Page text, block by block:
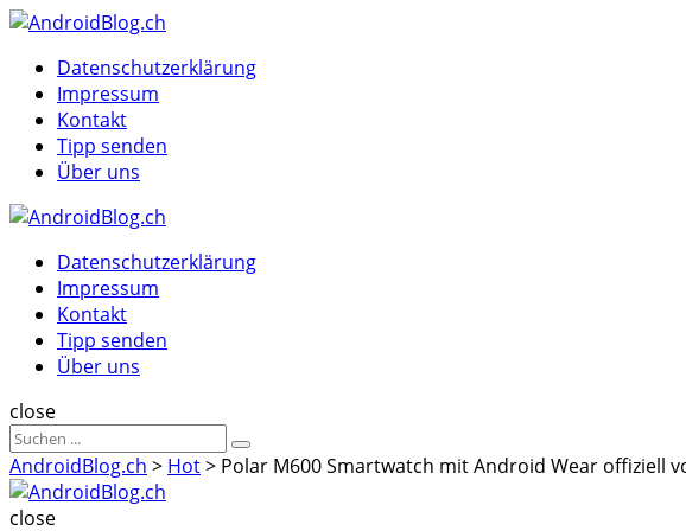
Menu
MenuDatenschutzerklärung
Impressum
Kontakt
Tipp senden
Über uns
Datenschutzerklärung
Impressum
Kontakt
Tipp senden
Über uns
Suche
close
Sucheergebnisse
für
Suche
AndroidBlog.ch > Hot> Polar M600 Smartwatch mit Android Wear offiziell
close